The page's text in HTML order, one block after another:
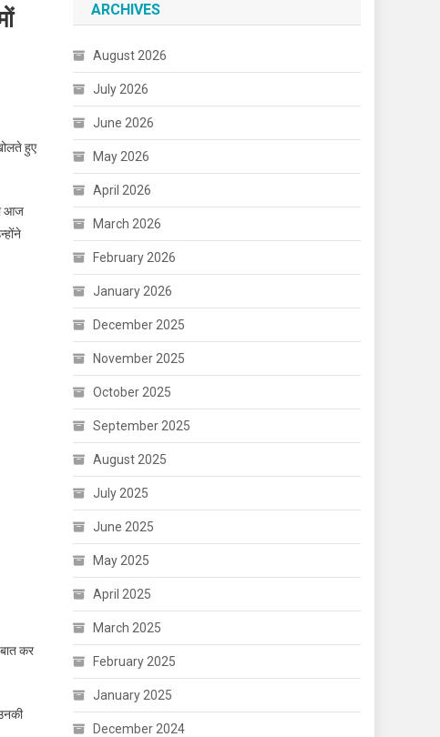
हुए
आज
कर
ARCHIVES
August 2026
July 2026
June 2026
May 2026
April 2026
March 2026
February 2026
January 2026
December 2025
November 2025
October 2025
September 2025
August 2025
July 2025
June 2025
May 2025
April 2025
March 2025
February 2025
January 2025
December 2024